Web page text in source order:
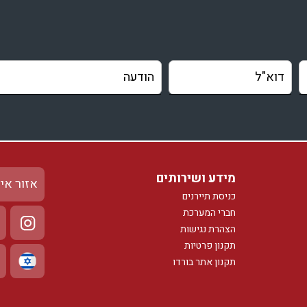
מידע ושירותים
כניסת תיירנים
חברי המערכת
הצהרת נגישות
תקנון פרטיות
תקנון אתר בורדו
אזור